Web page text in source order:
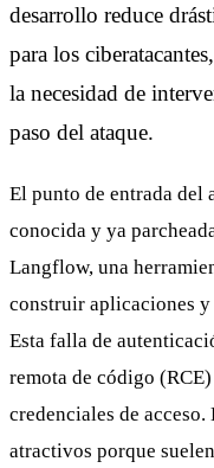
desarrollo reduce
para los
la necesidad de
paso del ataque.
El punto de entrada del
conocida y ya
Langflow, una
construir aplicaciones
Esta falla de
remota de código
credenciales de
atractivos porque